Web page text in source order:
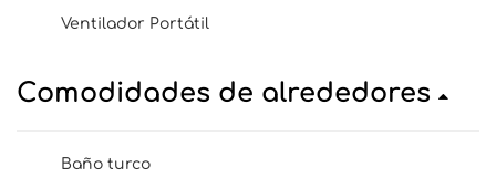
Ventilador Portátil
Comodidades de alrededores
Baño turco